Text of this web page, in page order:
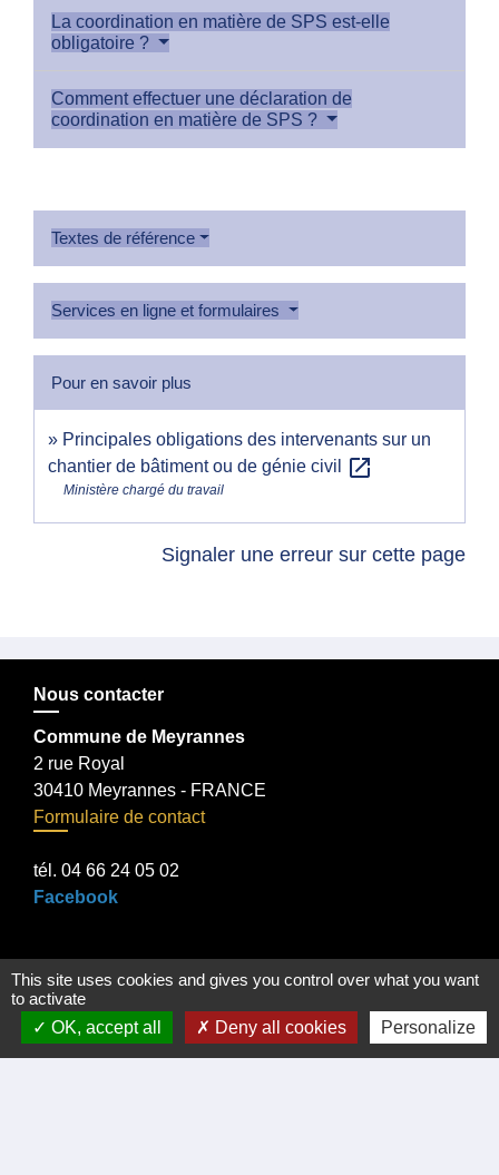
La coordination en matière de SPS est-elle
obligatoire ?
Comment effectuer une déclaration de
coordination en matière de SPS ?
Textes de référence
Services en ligne et formulaires
Pour en savoir plus
Principales obligations des intervenants sur un
chantier de bâtiment ou de génie civil
open_in_new
Ministère chargé du travail
Signaler une erreur sur cette page
Nous contacter
Commune de Meyrannes
2 rue Royal
30410 Meyrannes - FRANCE
Formulaire de contact
tél. 04 66 24 05 02
Facebook
Liens
Certificat d'immatriculation
This site uses cookies and gives you control over what you want
to activate
OK, accept all
Deny all cookies Personalize